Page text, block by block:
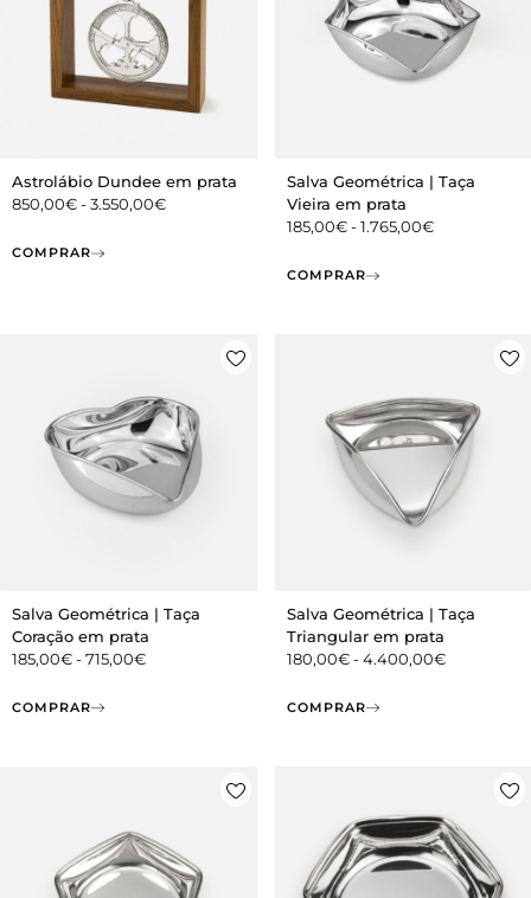
Astrolábio Dundee em prata
850,00€-3.550,00€
COMPRAR
Salva Geométrica | Taça
Vieira em prata
185,00€-1.765,00€
COMPRAR
Salva Geométrica | Taça
Coração em prata
185,00€-715,00€
COMPRAR
Salva Geométrica | Taça
Triangular em prata
180,00€-4.400,00€
COMPRAR